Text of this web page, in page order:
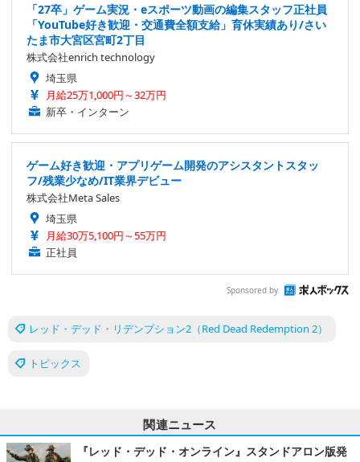
「27卒」ゲーム実況・eスポーツ動画の編集スタッフ正社員
「YouTube好き歓迎・交通費全額支給」育休実績あり/さい
たま市大宮区宮町2丁目
株式会社enrich technology
埼玉県
月給25万1,000円～32万円
新卒・インターン
ゲーム好き歓迎・アプリゲーム開発のアシスタントスタッ
フ/残業少なめ/IT業界デビュー
株式会社Meta Sales
埼玉県
月給30万5,100円～55万円
正社員
Sponsored by
レッド・デッド・リデンプション2（Red Dead Redemption 2）
トピックス
関連ニュース
『レッド・デッド・オンライン』スタンドアロン版発